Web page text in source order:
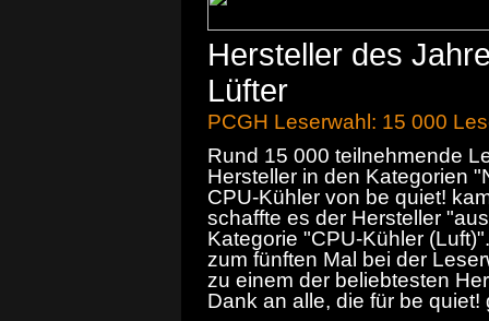
Hersteller des
Lüfter
PCGH Leserwahl: 15 000
Rund 15 000 teilnehmende
Hersteller in den Kategorien
CPU-Kühler von be quiet!
schaffte es der Hersteller
Kategorie "CPU-Kühler
zum fünften Mal bei der
zu einem der beliebtesten
Dank an alle, die für be quiet!